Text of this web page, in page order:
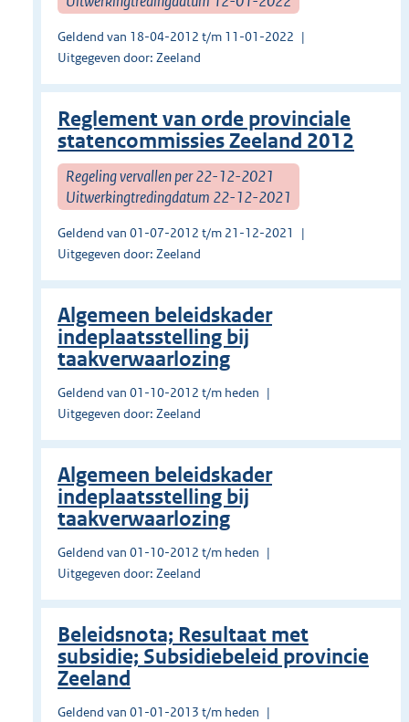
Geldend van 18-04-2012 t/m 11-01-2022
Uitgegeven door: Zeeland
Reglement van orde provinciale
statencommissies Zeeland 2012
Regeling vervallen per 22-12-2021
Uitwerkingtredingdatum 22-12-2021
Geldend van 01-07-2012 t/m 21-12-2021
Uitgegeven door: Zeeland
Algemeen beleidskader
indeplaatsstelling bij
taakverwaarlozing
Geldend van 01-10-2012 t/m heden
Uitgegeven door: Zeeland
Algemeen beleidskader
indeplaatsstelling bij
taakverwaarlozing
Geldend van 01-10-2012 t/m heden
Uitgegeven door: Zeeland
Beleidsnota; Resultaat met
subsidie; Subsidiebeleid provincie
Zeeland
Geldend van 01-01-2013 t/m heden